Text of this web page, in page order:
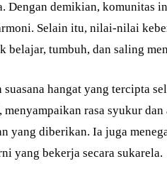
Dengan demikian, komunitas
Selain itu, nilai-nilai
belajar, tumbuh, dan saling
suasana hangat yang tercipta
rasa syukur
yang diberikan. Ia juga
yang bekerja secara sukarela.